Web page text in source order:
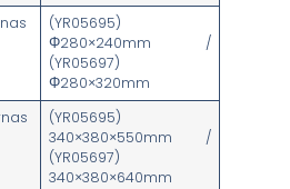
(YR05695)
Φ280×240mm /
(YR05697)
Φ280×320mm
(YR05695)
340×380×550mm /
(YR05697)
340×380×640mm